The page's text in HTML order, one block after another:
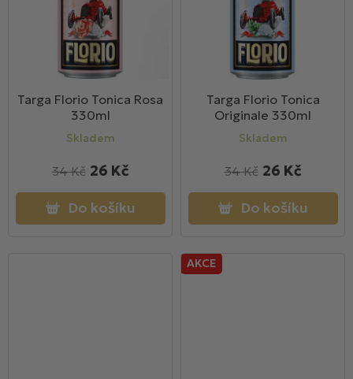
Targa Florio Tonica Rosa
330ml
Skladem
26 Kč
34 Kč
Do košíku
Targa Florio Tonica
Originale 330ml
Skladem
26 Kč
34 Kč
Do košíku
AKCE